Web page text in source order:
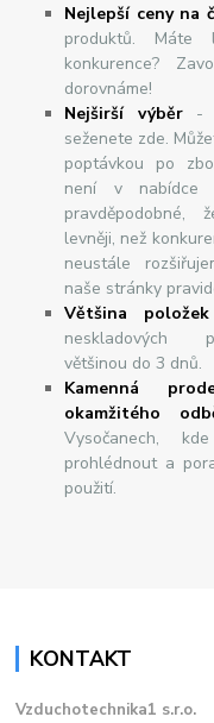
Nejlepší ceny na
produktů. Máte
konkurence?
dorovnáme!
Nejširšívýběr-
seženete zde.
poptávkou po
není v
levněji, než
neustále
naše stránky
Většina
neskladových
většinou do 3 dnů.
Kamenná
okamžitého
Vysočanech,
prohlédnout a
použití.
KONTAKT
Vzduchotechnika1 s.r.o.